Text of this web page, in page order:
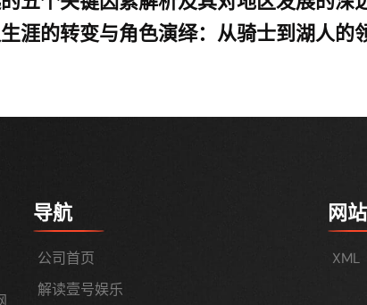
涯的转变与角色演绎：从骑士到湖人的
导航
公司首页
解读壹号娱乐
网
XML